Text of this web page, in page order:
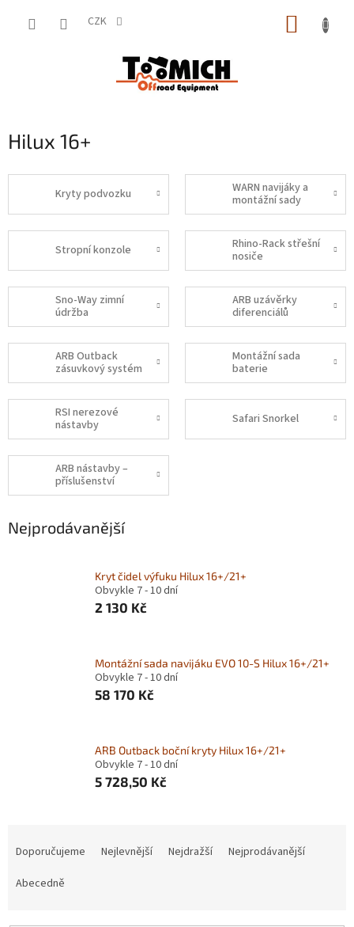
CZK
Hilux 16+
Kryty podvozku
WARN navijáky a
montážní sady
Stropní konzole
Rhino-Rack střešní
nosiče
Sno-Way zimní
údržba
ARB uzávěrky
diferenciálů
ARB Outback
zásuvkový systém
Montážní sada
baterie
RSI nerezové
nástavby
Safari Snorkel
ARB nástavby –
příslušenství
Nejprodávanější
Kryt čidel výfuku Hilux 16+/21+
Obvykle 7 - 10 dní
2 130 Kč
Montážní sada navijáku EVO 10-S Hilux 16+/21+
Obvykle 7 - 10 dní
58 170 Kč
ARB Outback boční kryty Hilux 16+/21+
Obvykle 7 - 10 dní
5 728,50 Kč
Doporučujeme Nejlevnější Nejdražší
Nejprodávanější
Abecedně